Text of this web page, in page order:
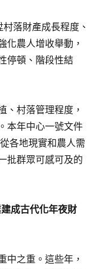
落財產成長程度、
化農人增收舉動，
停頓、階段性結
、村落管理程度，
本年中心一號文件
各地現實和農人需
批群眾可感可及的
成古代化年夜財
中之重。這些年，